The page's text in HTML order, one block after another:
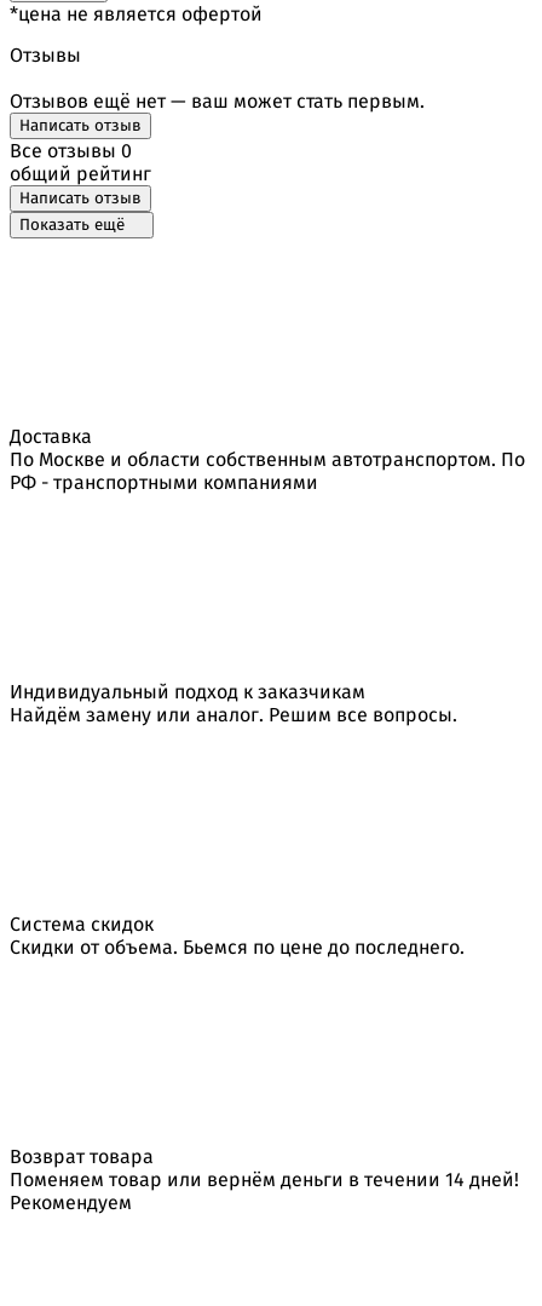
*цена не является офертой
Отзывы
Отзывов ещё нет — ваш может стать первым.
Написать отзыв
Все отзывы 0
общий рейтинг
Написать отзыв
Показать ещё
Доставка
По Москве и области собственным автотранспортом. По
РФ - транспортными компаниями
Индивидуальный подход к заказчикам
Найдём замену или аналог. Решим все вопросы.
Система скидок
Скидки от объема. Бьемся по цене до последнего.
Возврат товара
Поменяем товар или вернём деньги в течении 14 дней!
Рекомендуем